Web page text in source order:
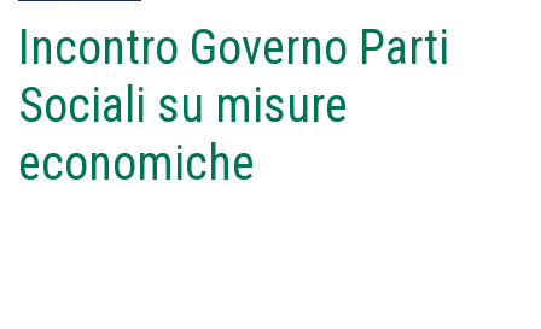
Incontro Governo Parti
Sociali su misure
economiche